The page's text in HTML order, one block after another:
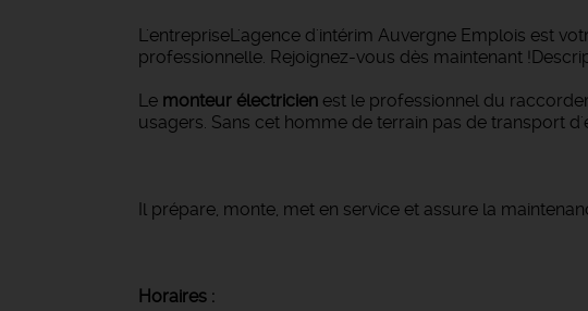
L'entrepriseL'agence d'intérim Auvergne Emplois est
professionnelle. Rejoignez-vous dès maintenant
Le monteur électricien est le professionnel du
usagers. Sans cet homme de terrain pas de transport
Il prépare, monte, met en service et assure la
Horaires :